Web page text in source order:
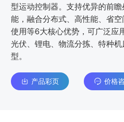
型运动控制器。支持优异的前
能，融合分布式、高性能、省
使用等6大核心优势，可广泛应
光伏、锂电、物流分拣、特种
型。
产品彩页 价格